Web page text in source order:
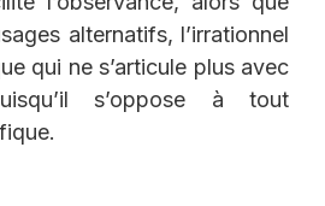
alternatifs, l’irrationnel
qui ne s’articule plus avec
s’oppose à tout